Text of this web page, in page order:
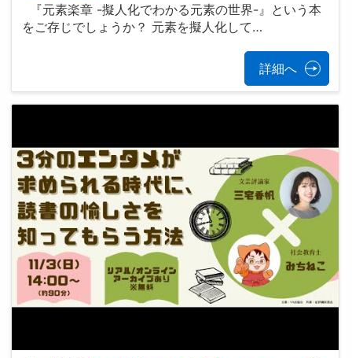
『元素楽章 -擬人化でわかる元素の世界-』という本
をご存じでしょうか？ 元素を擬人化して…
詳細へ